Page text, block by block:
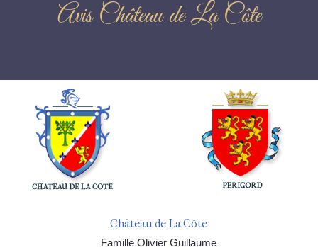
Avis Château de La Côte
Château de La Côte
Famille Olivier Guillaume